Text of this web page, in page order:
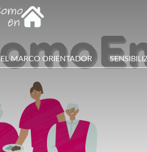
EL MARCO ORIENTADOR